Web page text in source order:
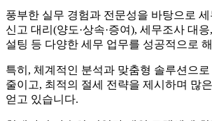
풍부한 실무 경험과 전문성을 바탕으로
신고 대리(양도·상속·증여), 세무조사 대
설팅 등 다양한 세무 업무를 성공적으로
특히, 체계적인 분석과 맞춤형 솔루션으
줄이고, 최적의 절세 전략을 제시하며 많
얻고 있습니다.